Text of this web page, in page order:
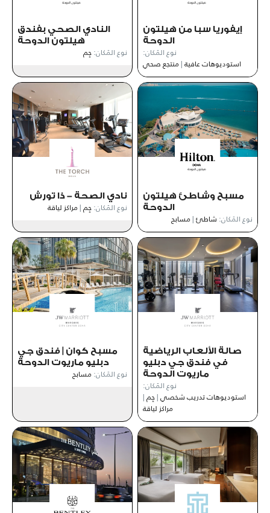
إيفوريا سبا من هيلتون
الدوحة
نوع المَكان:
استوديوهات عافية|منتجع صحي
النادي الصحي بفندق
هيلتون الدوحة
نوع المَكان:جِم
مسبح وشاطئ هيلتون
الدوحة
نوع المَكان: شاطئ|مسابح
نادي الصحة - ذا تورش
نوع المَكان:جِم|مراكز لياقة
صالة الألعاب الرياضية
في فندق جي دبليو
ماريوت الدوحة
نوع المَكان:
استوديوهات تدريب شخصي|جِم|
مراكز لياقة
مسبح كوان | فندق جي
دبليو ماريوت الدوحة
نوع المَكان:مسابح